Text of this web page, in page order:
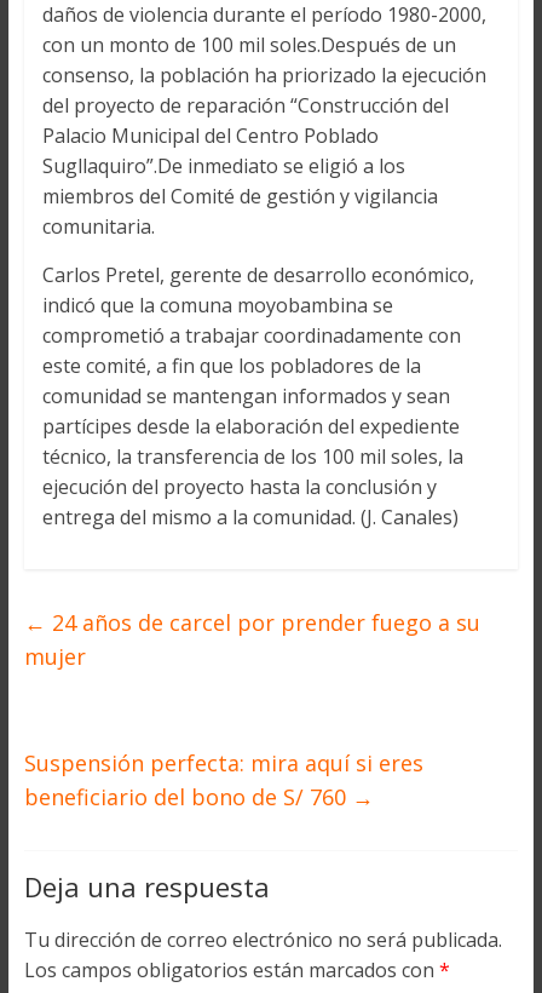
daños de violencia durante el período 1980-2000,
con un monto de 100 mil soles.Después de un
consenso, la población ha priorizado la ejecución
del proyecto de reparación “Construcción del
Palacio Municipal del Centro Poblado
Sugllaquiro”.De inmediato se eligió a los
miembros del Comité de gestión y vigilancia
comunitaria.
Carlos Pretel, gerente de desarrollo económico,
indicó que la comuna moyobambina se
comprometió a trabajar coordinadamente con
este comité, a fin que los pobladores de la
comunidad se mantengan informados y sean
partícipes desde la elaboración del expediente
técnico, la transferencia de los 100 mil soles, la
ejecución del proyecto hasta la conclusión y
entrega del mismo a la comunidad. (J. Canales)
← 24 años de carcel por prender fuego a su
mujer
Suspensión perfecta: mira aquí si eres
beneficiario del bono de S/ 760 →
Deja una respuesta
Tu dirección de correo electrónico no será publicada.
Los campos obligatorios están marcados con *